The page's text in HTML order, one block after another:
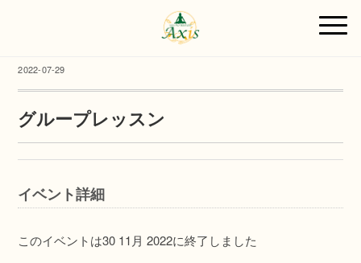
2022-07-29
グループレッスン
イベント詳細
このイベントは30 11月 2022に終了しました